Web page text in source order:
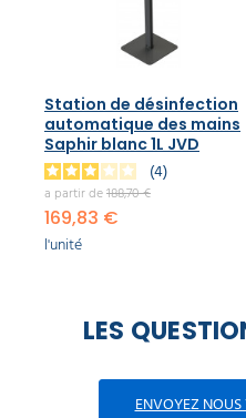
Station de désinfection
automatique des mains
Saphir blanc 1L JVD
4
a partir de188,70 €
169,83 €
l'unité
LES
ENVOYEZ